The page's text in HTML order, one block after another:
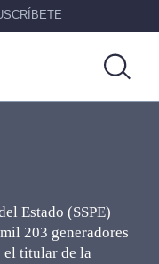
Estado (SSPE)
203 generadores
titular de la